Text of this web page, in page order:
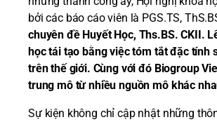
bởi các báo cáo viên là PGS.TS,
chuyên đề Huyết Học, Ths.BS. CKII.
học tái tạo bằng việc tóm tắt đặc tính
trên thế giới. Cùng với đó Biogroup
trung mô từ nhiều nguồn mô khác
Sự kiện không chỉ cập nhật những